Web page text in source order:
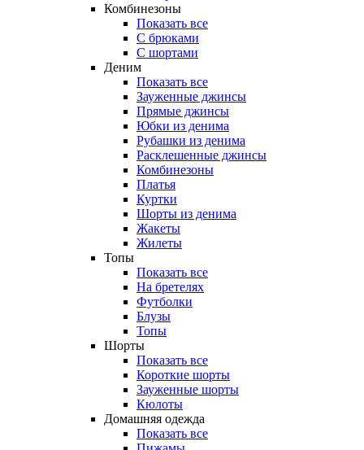
Комбинезоны
Показать все
С брюками
С шортами
Деним
Показать все
Зауженные джинсы
Прямые джинсы
Юбки из денима
Рубашки из денима
Расклешенные джинсы
Комбинезоны
Платья
Куртки
Шорты из денима
Жакеты
Жилеты
Топы
Показать все
На бретелях
Футболки
Блузы
Топы
Шорты
Показать все
Короткие шорты
Зауженные шорты
Кюлоты
Домашняя одежда
Показать все